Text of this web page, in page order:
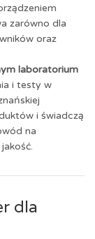
zarówno dla
oraz
laboratorium
i testy w
i świadczą
na
dla